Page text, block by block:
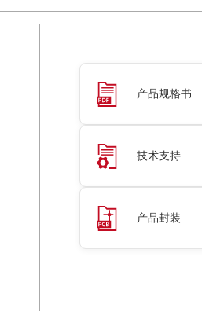
产品规格书
技术支持
产品封装